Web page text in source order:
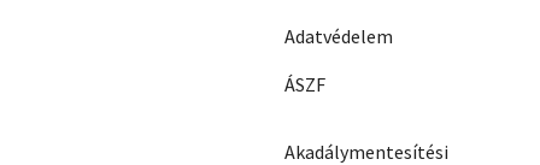
Adatvédelem
ÁSZF
Akadálymentesítési